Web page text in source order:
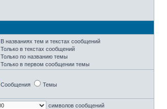
В названиях тем и текстах сообщений
Только в текстах сообщений
Только по названию темы
Только в первом сообщении темы
Сообщения Темы
символов сообщений